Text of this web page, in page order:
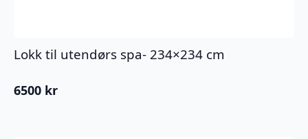
Lokk til utendørs spa- 234×234 cm
6500 kr